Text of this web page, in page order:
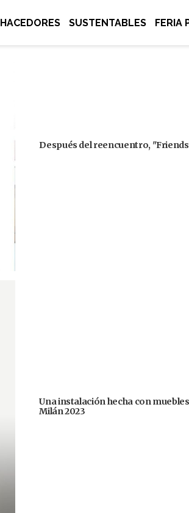
HACEDORES SUSTENTABLES FERIA
Después del reencuentro,
Una instalación hecha con
Milán 2023